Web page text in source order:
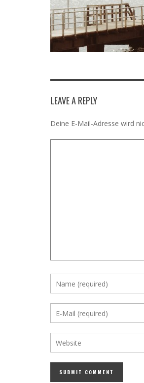
LEAVE A REPLY
Deine E-Mail-Adresse wird